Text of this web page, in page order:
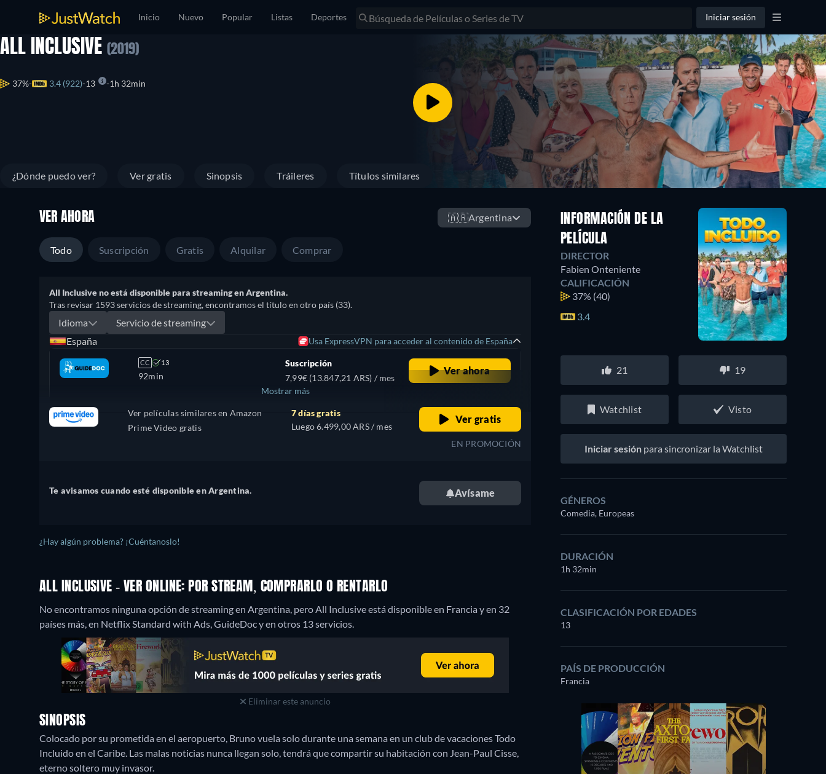
Inicio Nuevo Popular Listas Deportes Iniciar sesión
ALL INCLUSIVE (2019)
37% 3.4 (922) 13 1h 32min
¿Dónde puedo ver? Ver gratis Sinopsis Tráileres Títulos similares
VER AHORA 🇦🇷Argentina
Todo Suscripción Gratis Alquilar Comprar
All Inclusive no está disponible para streaming en Argentina.
Tras revisar 1593 servicios de streaming, encontramos el título en otro país (33).
Idioma
Servicio de streaming
España
Usa ExpressVPN para acceder al contenido de España
CC 13
92min
Suscripción
7,99€ (13.847,21 ARS) / mes
Ver ahora
México
Mostrar más
Ver películas similares en Amazon
Prime Video gratis
7 días gratis
Luego 6.499,00 ARS / mes
Ver gratis
EN PROMOCIÓN
Te avisamos cuando esté disponible en Argentina. Avísame
¿Hay algún problema? ¡Cuéntanoslo!
ALL INCLUSIVE - VER ONLINE: POR STREAM, COMPRARLO O RENTARLO
No encontramos ninguna opción de streaming en Argentina, pero All Inclusive está disponible en Francia y en 32
países más, en Netflix Standard with Ads, GuideDoc y en otros 13 servicios.
Eliminar este anuncio
SINOPSIS
Colocado por su prometida en el aeropuerto, Bruno vuela solo durante una semana en un club de vacaciones Todo
Incluido en el Caribe. Las malas noticias nunca llegan solo, tendrá que compartir su habitación con Jean-Paul Cisse,
eterno soltero muy invasor.
INFORMACIÓN DE LA
PELÍCULA
DIRECTOR
Fabien Onteniente
CALIFICACIÓN
37% (40)
3.4
21 19
Watchlist Visto
Iniciar sesión para sincronizar la Watchlist
GÉNEROS
Comedia, Europeas
DURACIÓN
1h 32min
CLASIFICACIÓN POR EDADES
13
PAÍS DE PRODUCCIÓN
Francia